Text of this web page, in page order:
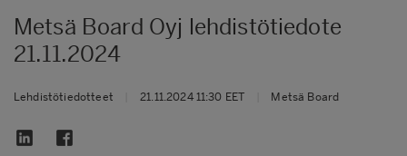
Metsä Board Oyj lehdistötiedote
21.11.2024
Lehdistötiedotteet 21.11.2024 11:30 EET Metsä Board